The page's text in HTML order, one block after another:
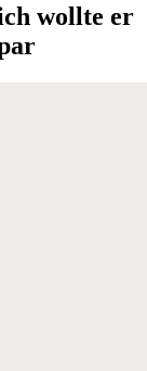
wollte er